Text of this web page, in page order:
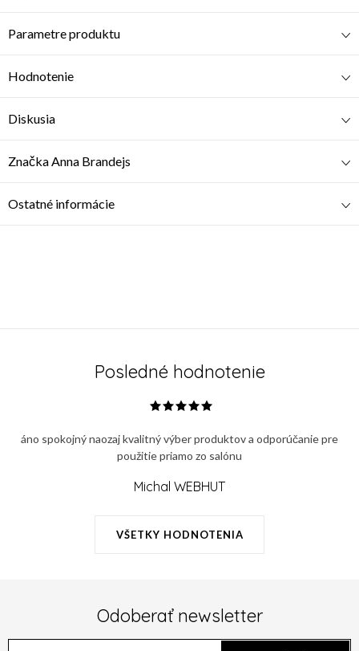
Parametre produktu
Hodnotenie
Diskusia
ZnačkaAnna Brandejs
Ostatné informácie
Posledné hodnotenie
VŠETKY HODNOTENIA
áno spokojný naozaj kvalitný výber produktov a odporúčanie pre
použitie priamo zo salónu
Michal WEBHUT
Odoberať newsletter